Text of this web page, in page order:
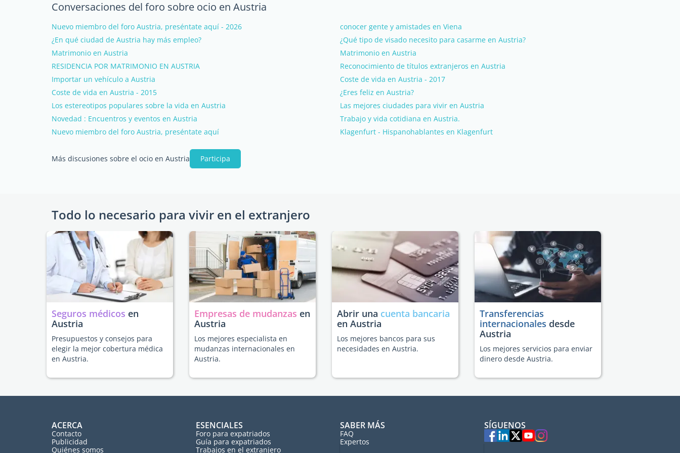
Conversaciones del foro sobre ocio en Austria
Nuevo miembro del foro Austria, preséntate aquí - 2026
conocer gente y amistades en Viena
¿En qué ciudad de Austria hay más empleo?
¿Qué tipo de visado necesito para casarme en Austria?
Matrimonio en Austria
Matrimonio en Austria
RESIDENCIA POR MATRIMONIO EN AUSTRIA
Reconocimiento de títulos extranjeros en Austria
Importar un vehículo a Austria
Coste de vida en Austria - 2017
Coste de vida en Austria - 2015
¿Eres feliz en Austria?
Los estereotipos populares sobre la vida en Austria
Las mejores ciudades para vivir en Austria
Novedad : Encuentros y eventos en Austria
Trabajo y vida cotidiana en Austria.
Nuevo miembro del foro Austria, preséntate aquí
Klagenfurt - Hispanohablantes en Klagenfurt
Más discusiones sobre el ocio en Austria Participa
Todo lo necesario para vivir en el extranjero
Seguros médicos en
Austria
Presupuestos y consejos para
elegir la mejor cobertura médica
en Austria.
Empresas de mudanzas en
Austria
Los mejores especialista en
mudanzas internacionales en
Austria.
Abrir una cuenta bancaria
en Austria
Los mejores bancos para sus
necesidades en Austria.
Transferencias
internacionales desde
Austria
Los mejores servicios para enviar
dinero desde Austria.
ACERCA
Contacto
Publicidad
Quiénes somos
ESENCIALES
Foro para expatriados
Guía para expatriados
Trabajos en el extranjero
SABER MÁS
FAQ
Expertos
SÍGUENOS